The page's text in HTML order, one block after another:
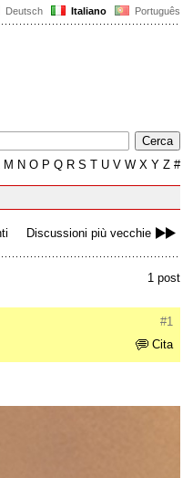
Deutsch Italiano Português
M N O P Q R S T U V W X Y Z #
Discussioni più vecchie
1 post
#1
Cita